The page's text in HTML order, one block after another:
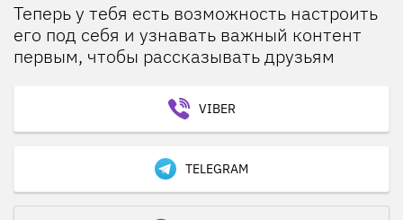
Теперь у тебя есть возможность настроить
его под себя и узнавать важный контент
первым, чтобы рассказывать друзьям
VIBER
TELEGRAM